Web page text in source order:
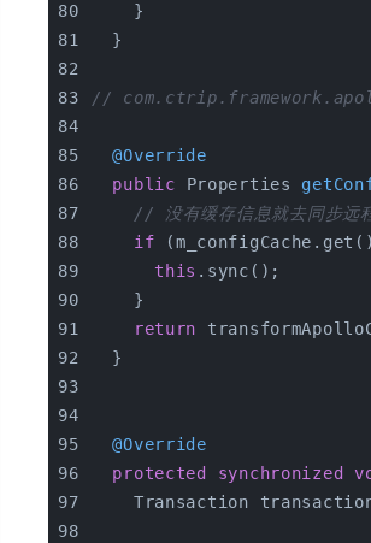
    }
  }
//
@Override
public Properties
// 没有缓存信息就去同步远
if
this .sync();
    }
return
  }
@Override
protected
synchronized
Transaction